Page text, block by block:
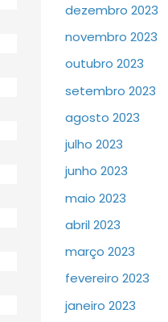
dezembro 2023
novembro 2023
outubro 2023
setembro 2023
agosto 2023
julho 2023
junho 2023
maio 2023
abril 2023
março 2023
fevereiro 2023
janeiro 2023